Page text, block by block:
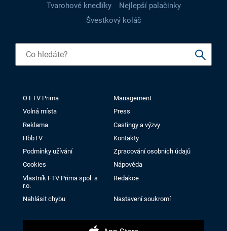
Tvarohové knedlíky
Nejlepší palačinky
Švestkový koláč
O FTV Prima
Management
Volná místa
Press
Reklama
Castingy a výzvy
HbbTV
Kontakty
Podmínky užívání
Zpracování osobních údajů
Cookies
Nápověda
Vlastník FTV Prima spol. s
r.o.
Redakce
Nahlásit chybu Nastavení soukromí